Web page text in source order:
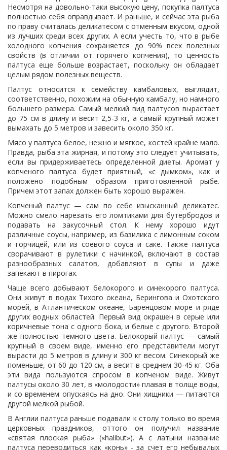
Несмотря на довольно-таки высокую цену, покупка палтуса
полностью себя оправдывает. И раньше, и сейчас эта рыба
по праву считалась деликатесом с отменным вкусом, одной
из лучших среди всех других. А если учесть то, что в рыбе
холодного копчения сохраняется до 90% всех полезных
свойств (в отличии от горячего копчения), то ценность
палтуса еще больше возрастает, поскольку он обладает
целым рядом полезных веществ.
Палтус относится к семейству камбаловых, выглядит,
соответственно, похожим на обычную камбалу, но намного
большего размера. Самый мелкий вид палтусов вырастает
до 75 см в длину и весит 2,5-3 кг, а самый крупный может
вымахать до 5 метров и завесить около 350 кг.
Мясо у палтуса белое, нежно и мягкое, костей крайне мало.
Правда, рыба эта жирная, и потому это следует учитывать,
если вы придерживаетесь определенной диеты. Аромат у
копченого палтуса будет приятный, «с дымком», как и
положено подобным образом приготовленной рыбе.
Причем этот запах должен быть хорошо выражен.
Копченый палтус — сам по себе изысканный деликатес.
Можно смело нарезать его ломтиками для бутербродов и
подавать на закусочный стол. К нему хорошо идут
различные соусы, например, из базилика с лимонным соком
и горчицей, или из соевого соуса и саке. Также палтуса
сворачивают в рулетики с начинкой, включают в состав
разнообразных салатов, добавляют в супы и даже
запекают в пирогах.
Чаще всего добывают белокорого и синекорого палтуса.
Они живут в водах Тихого океана, Берингова и Охотского
морей, в Атлантическом океане, Баренцовом море и ряде
других водных областей. Первый вид окрашен в серые или
коричневые тона с одного бока, и белые с другого. Второй
же полностью темного цвета. Белокорый палтус — самый
крупный в своем виде, именно его представители могут
вырасти до 5 метров в длину и 300 кг весом. Синекорый же
поменьше, от 60 до 120 см, а весит в среднем 30-45 кг. Оба
эти вида пользуются спросом в копченом виде. Живут
палтусы около 30 лет, в «молодости» плавая в толще воды,
и со временем опускаясь на дно. Они хищники — питаются
другой мелкой рыбой.
В Англии палтуса раньше подавали к столу только во время
церковных праздников, оттого он получил название
«святая плоская рыба» («halibut»). А с латыни название
палтуса переводиться как «конь» - за счет его небывалых